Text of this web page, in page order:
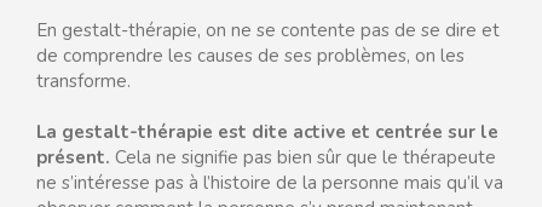
En gestalt-thérapie, on ne se contente pas de se dire et
de comprendre les causes de ses problèmes, on les
transforme.
La gestalt-thérapie est dite active et centrée sur le
présent. Cela ne signifie pas bien sûr que le thérapeute
ne s’intéresse pas à l’histoire de la personne mais qu’il va